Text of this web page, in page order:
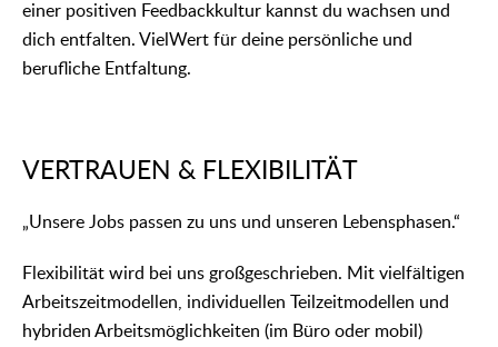
einer positiven Feedbackkultur kannst du wachsen und
dich entfalten. VielWert für deine persönliche und
berufliche Entfaltung.
VERTRAUEN & FLEXIBILITÄT
„Unsere Jobs passen zu uns und unseren Lebensphasen.“
Flexibilität wird bei uns großgeschrieben. Mit vielfältigen
Arbeitszeitmodellen, individuellen Teilzeitmodellen und
hybriden Arbeitsmöglichkeiten (im Büro oder mobil)